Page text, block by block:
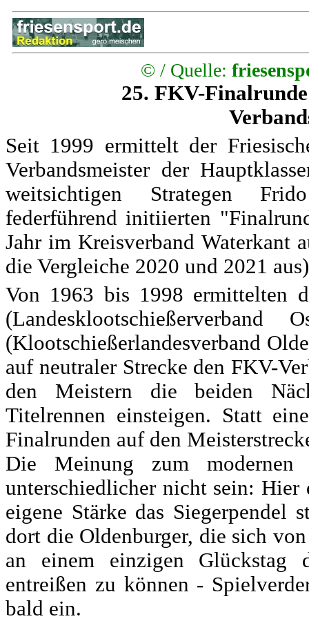
© / Quelle:
25. FKV-
Seit 1999 ermittelt der
Verbandsmeister der
weitsichtigen Strategen
federführend initiierten
Jahr im Kreisverband Waterkant
die Vergleiche 2020 und 2021
Von 1963 bis 1998 ermittelten
(Klootschießerlandesverband
auf neutraler Strecke den FKV-
den Meistern die beiden
Titelrennen einsteigen. Statt
Finalrunden auf den
Die Meinung zum
unterschiedlicher nicht sein: Hier
eigene Stärke das Siegerpendel
dort die Oldenburger, die sich
an einem einzigen
entreißen zu können -
bald ein.